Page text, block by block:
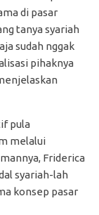
di pasar
tanya syariah
sudah nggak
pihaknya
pula
melalui
Friderica
syariah-lah
konsep pasar